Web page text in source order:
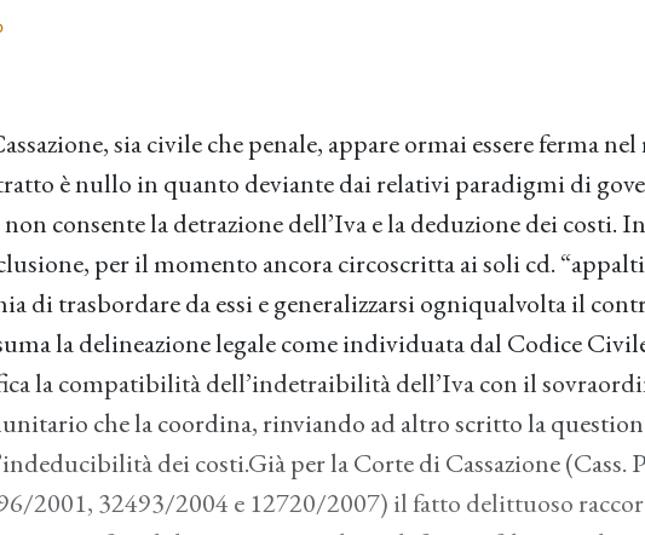
sia civile che penale, appare ormai essere ferma
è nullo in quanto deviante dai relativi paradigmi di
non consente la detrazione dell’Iva e la deduzione dei costi.
per il momento ancora circoscritta ai soli cd.
di trasbordare da essi e generalizzarsi ogniqualvolta il
la delineazione legale come individuata dal Codice
la compatibilità dell’indetraibilità dell’Iva con il
che la coordina, rinviando ad altro scritto la
dei costi.Già per la Corte di Cassazione (Cass.
2001, 32493/2004 e 12720/2007) il fatto delittuoso